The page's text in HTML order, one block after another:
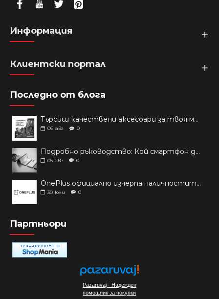
Информация
Клиентски портал
Последно от блога
Търсиш качествени аксесоари за твоя модел? Как правилно да защитим новия си смартфон: Ръководство за аксесоари през 2026 г.
06 авг 0
Подробно ръководство: Кой смартфон да купиш през 2026 г.?
05 авг 0
OnePlus официално изчерпа наличностите си от телефони на основни пазари
30 юли 0
Партньори
Pazaruvaj - Надежден
помощник за покупки